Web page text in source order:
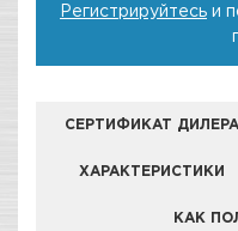
Регистрируйтесь и
СЕРТИФИКАТ ДИЛЕРА
ХАРАКТЕРИСТИКИ
КАК